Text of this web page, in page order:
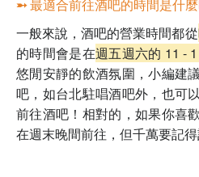
➵ 最適合前往酒吧的時間是什麼
一般來說，酒吧的營業時間都從
的時間會是在週五週六的 11 -
悠閒安靜的飲酒氛圍，小編建
吧，如台北駐唱酒吧外，也可
前往酒吧！相對的，如果你喜歡
在週末晚間前往，但千萬要記